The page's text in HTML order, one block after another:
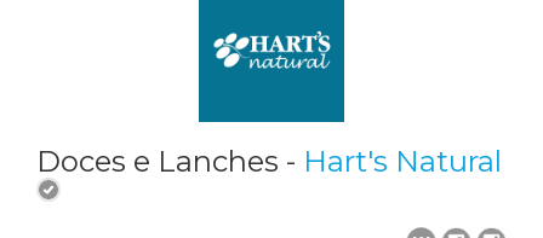
Doces e Lanches - Hart's Natural